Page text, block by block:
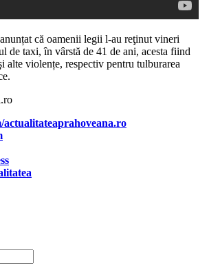
că oamenii legii l-au reţinut vineri
de taxi, în vârstă de 41 de ani, acesta fiind
alte violențe, respectiv pentru tulburarea
actualitateaprahoveana.ro